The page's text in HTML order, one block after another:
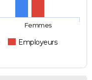
Employeurs
Femmes